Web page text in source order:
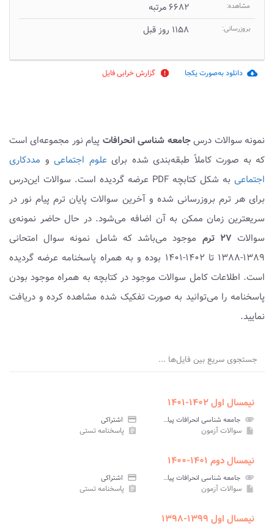
مشاهده: ۶۶۸۲ مرتبه
بروزرسانی: ۱۱۵۸ روز قبل
cloud_download دانلود به‌صورت یکجا report گزارش خرابی فایل
نمونه سوالات درسجامعه شناسی انحرافات پیام نور مجموعه‌ای است
که به صورت کاملاً طبقه‌بندی شده برای علوم اجتماعی و مددکاری
اجتماعی
به شکل کتابچه PDF عرضه گردیده است. سوالات این‌درس
برای هر ترم بروزرسانی شده و آخرین سوالات پایان ترم پیام نور در
سریعترین زمان ممکن به آن اضافه می‌شود. در حال حاضر نمونه‌ی
سوالات ۲۷ ترم
موجود می‌باشد که شامل نمونه سوال امتحانی
۱۳۸۹-۱۳۸۸ تا ۱۴۰۲-۱۴۰۱ بوده و به همراه پاسخنامه عرضه گردیده
است. اطلاعات کامل سوالات موجود در کتابچه به همراه موجود بودن
پاسخنامه را می‌توانید به صورت تفکیک شده مشاهده کرده و دریافت
نمایید.
جستجوی سریع بین فایل‌ها ...
نیمسال اول ۱۴۰۲-۱۴۰۱
attachment جامعه شناسی انحرافات پیام نور credit_card اشتراکی
insert_drive_file سوالات آزمون assignment پاسخنامه تستی
نیمسال دوم ۱۴۰۱-۱۴۰۰
attachment جامعه شناسی انحرافات پیام نور credit_card اشتراکی
insert_drive_file سوالات آزمون assignment پاسخنامه تستی
نیمسال اول ۱۳۹۹-۱۳۹۸